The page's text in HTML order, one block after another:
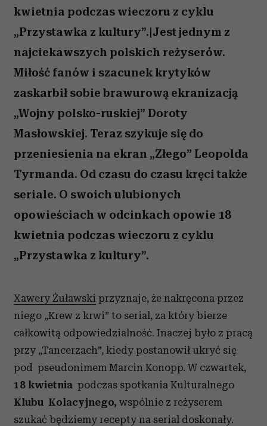
kwietnia podczas wieczoru z cyklu
„Przystawka z kultury”.|Jest jednym z
najciekawszych polskich reżyserów.
Miłość fanów i szacunek krytyków
zaskarbił sobie brawurową ekranizacją
„Wojny polsko-ruskiej” Doroty
Masłowskiej. Teraz szykuje się do
przeniesienia na ekran „Złego” Leopolda
Tyrmanda. Od czasu do czasu kręci także
seriale. O swoich ulubionych
opowieściach w odcinkach opowie 18
kwietnia podczas wieczoru z cyklu
„Przystawka z kultury”.
Xawery Żuławski przyznaje, że nakręcona przez
niego „Krew z krwi” to serial, za który bierze
całkowitą odpowiedzialność. Inaczej było z pracą
przy „Tancerzach”, kiedy postanowił ukryć się
pod pseudonimem Marcin Konopp. W czwartek,
18 kwietnia podczas spotkania Kulturalnego
Klubu Kolacyjnego, wspólnie z reżyserem
szukać będziemy recepty na serial doskonały.